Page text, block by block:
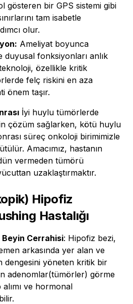
gösteren bir GPS sistemi gibi
tam isabetle
olur.
Ameliyat boyunca
duyusal fonksiyonları anlık
özellikle kritik
felç riskini en aza
önem taşır.
İyi huylu tümörlerde
çözüm sağlarken, kötü huylu
süreç onkoloji birimimizle
Amacımız, hastanın
vermeden tümörü
uzaklaştırmaktır.
Hipofiz
Hastalığı
Beyin Cerrahisi: Hipofiz bezi,
arkasında yer alan ve
yöneten kritik bir
adenomlar(tümörler) görme
ve hormonal